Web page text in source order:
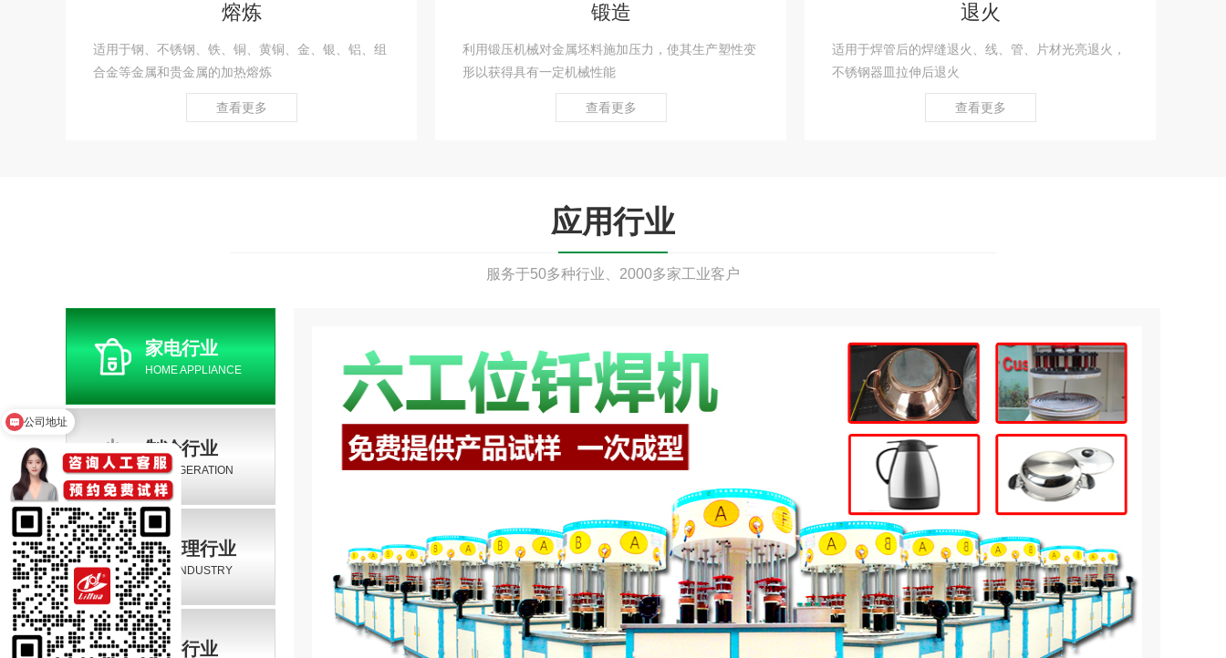
熔炼
适用于钢、不锈钢、铁、铜、黄铜、金、银、铝、组
合金等金属和贵金属的加热熔炼
查看更多
锻造
利用锻压机械对金属坯料施加压力，使其生产塑性变
形以获得具有一定机械性能
查看更多
退火
适用于焊管后的焊缝退火、线、管、片材光亮退火，
不锈钢器皿拉伸后退火
查看更多
应用行业
服务于50多种行业、2000多家工业客户
家电行业
HOME APPLIANCE
制冷行业
REFRIGERATION
热处理行业
HEAT INDUSTRY
卫浴行业
免费试样